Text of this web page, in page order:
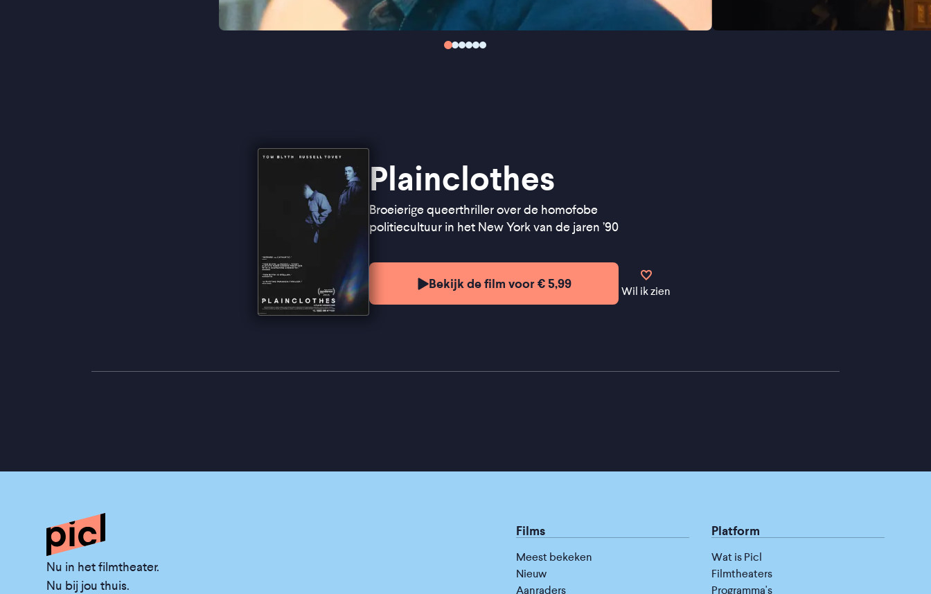
Plainclothes
Broeierige queerthriller over de homofobe
politiecultuur in het New York van de jaren ’90
Bekijk de film voor € 5,99
Wil ik zien
Nu in het filmtheater.
Nu bij jou thuis.
Films
Meest bekeken
Nieuw
Aanraders
Platform
Wat is Picl
Filmtheaters
Programma's